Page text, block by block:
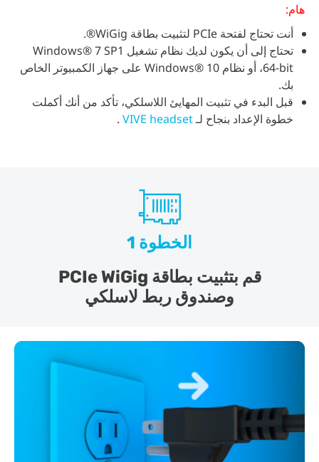
هام:
أنت تحتاج لفتحة PCIe لتثبيت بطاقة WiGig®.
تحتاج إلى أن يكون لديك نظام تشغيل Windows® 7 SP1
64-bit، أو نظام Windows® 10 على جهاز الكمبيوتر الخاص
بك.
قبل البدء في تثبيت المهايئ اللاسلكي، تأكد من أنك أكملت
خطوة الإعداد بنجاح لـVIVE headset
.
الخطوة 1
قم بتثبيت بطاقة PCIe WiGig
وصندوق ربط لاسلكي